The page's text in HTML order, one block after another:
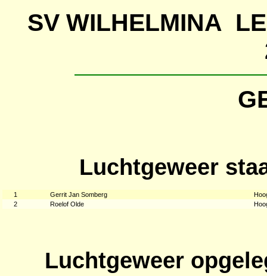
SV WILHELMINA
Luchtgeweer
1 Gerrit Jan Somberg
2
Roelof Olde
Luchtgeweer